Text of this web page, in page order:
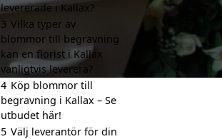
levererade i Kallax?
3 Vilka typer av
blommor till begravning
kan en florist i Kallax
vanligtvis leverera?
4 Köp blommor till
begravning i Kallax – Se
utbudet här!
5 Välj leverantör för din